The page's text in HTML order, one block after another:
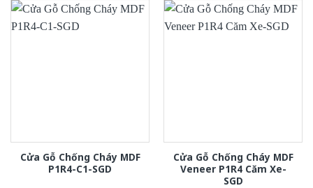
Cửa Gỗ Chống Cháy MDF
P1R4-C1-SGD
Cửa Gỗ Chống Cháy MDF
Veneer P1R4 Căm Xe-
SGD